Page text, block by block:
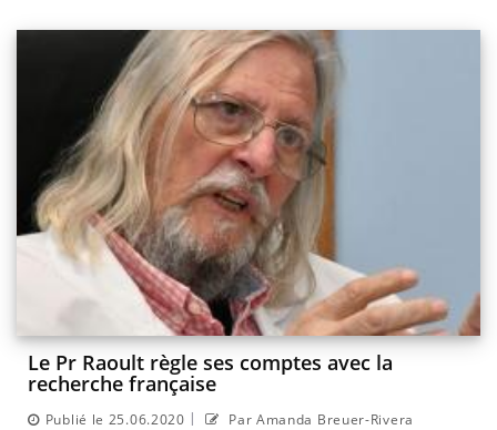
Le Pr Raoult règle ses comptes avec la
recherche française
Publié le 25.06.2020 | Par Amanda Breuer-Rivera